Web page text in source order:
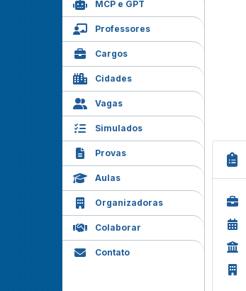
MCP e GPT
Professores
Cargos
Cidades
Vagas
Simulados
Provas
Aulas
Organizadoras
Colaborar
Contato